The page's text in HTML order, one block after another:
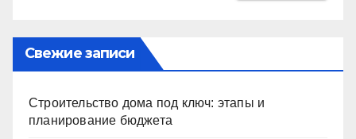
Свежие записи
Строительство дома под ключ: этапы и
планирование бюджета